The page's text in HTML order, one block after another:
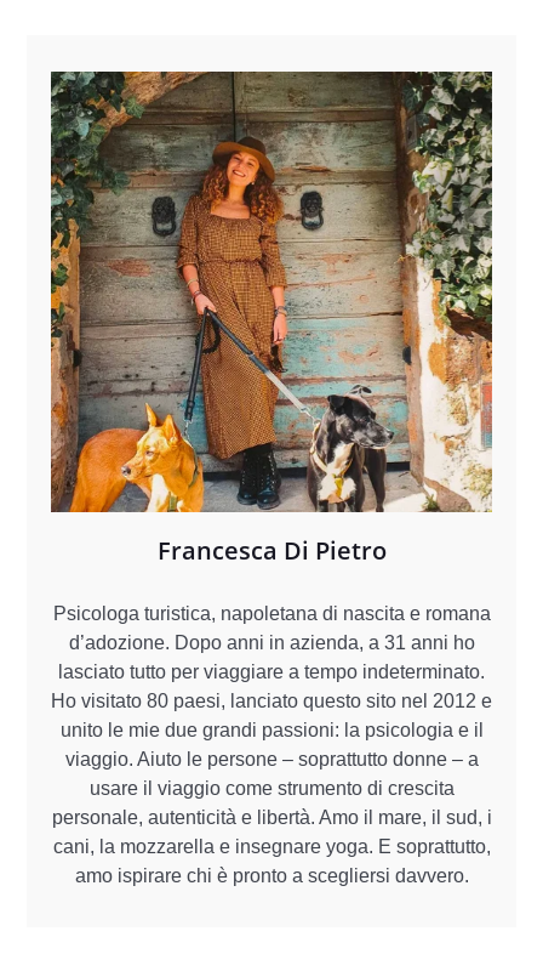
Francesca Di Pietro
Psicologa turistica, napoletana di nascita e romana
d’adozione. Dopo anni in azienda, a 31 anni ho
lasciato tutto per viaggiare a tempo indeterminato.
Ho visitato 80 paesi, lanciato questo sito nel 2012 e
unito le mie due grandi passioni: la psicologia e il
viaggio. Aiuto le persone – soprattutto donne – a
usare il viaggio come strumento di crescita
personale, autenticità e libertà. Amo il mare, il sud, i
cani, la mozzarella e insegnare yoga. E soprattutto,
amo ispirare chi è pronto a scegliersi davvero.